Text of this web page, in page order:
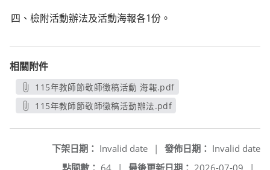
四、檢附活動辦法及活動海報各1份。
相關附件
115年教師節敬師徵稿活動 海報.pdf
另開新視窗
115年教師節敬師徵稿活動辦法.pdf
發佈日期： Invalid date
下架日期： Invalid date
|
最後更新日期： 2026-07-09 |
點閱數： 64 |